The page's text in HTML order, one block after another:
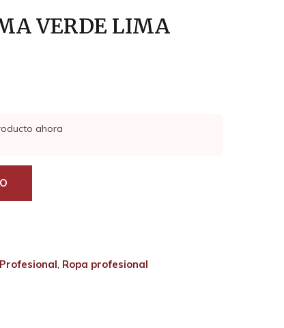
VERDE LIMA
ahora
Profesional, Ropa profesional